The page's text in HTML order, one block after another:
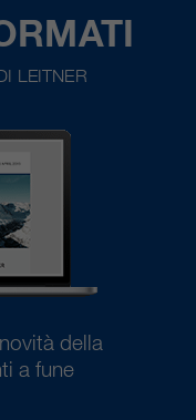
LEITNER
della
a fune